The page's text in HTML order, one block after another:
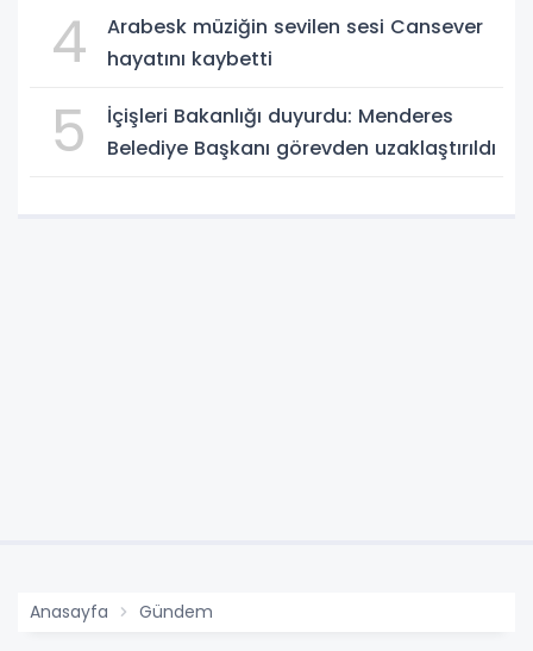
4
Arabesk müziğin sevilen sesi Cansever
hayatını kaybetti
5
İçişleri Bakanlığı duyurdu: Menderes
Belediye Başkanı görevden uzaklaştırıldı
Anasayfa Gündem